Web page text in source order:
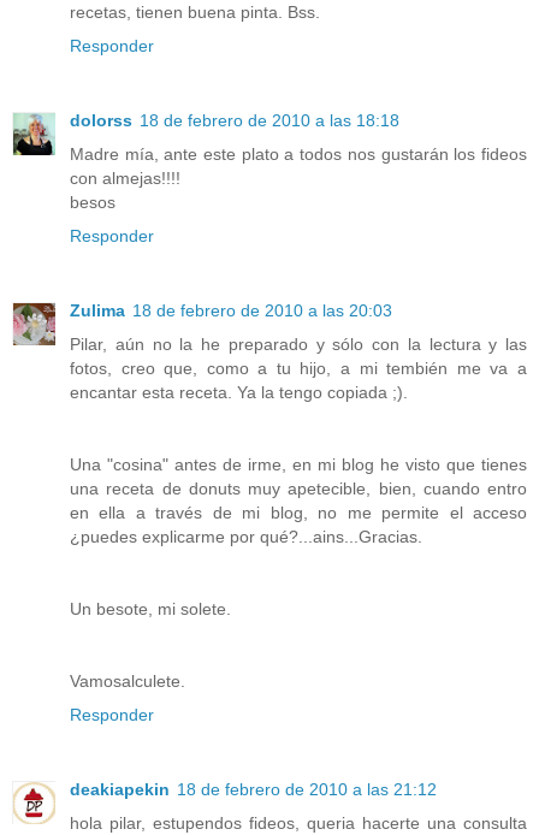
recetas, tienen buena pinta. Bss.
Responder
dolorss 18 de febrero de 2010 a las 18:18
Madre mía, ante este plato a todos nos gustarán los fideos
con almejas!!!!
besos
Responder
Zulima 18 de febrero de 2010 a las 20:03
Pilar, aún no la he preparado y sólo con la lectura y las
fotos, creo que, como a tu hijo, a mi tembién me va a
encantar esta receta. Ya la tengo copiada ;).
Una "cosina" antes de irme, en mi blog he visto que tienes
una receta de donuts muy apetecible, bien, cuando entro
en ella a través de mi blog, no me permite el acceso
¿puedes explicarme por qué?...ains...Gracias.
Un besote, mi solete.
Vamosalculete.
Responder
deakiapekin 18 de febrero de 2010 a las 21:12
hola pilar, estupendos fideos, queria hacerte una consulta